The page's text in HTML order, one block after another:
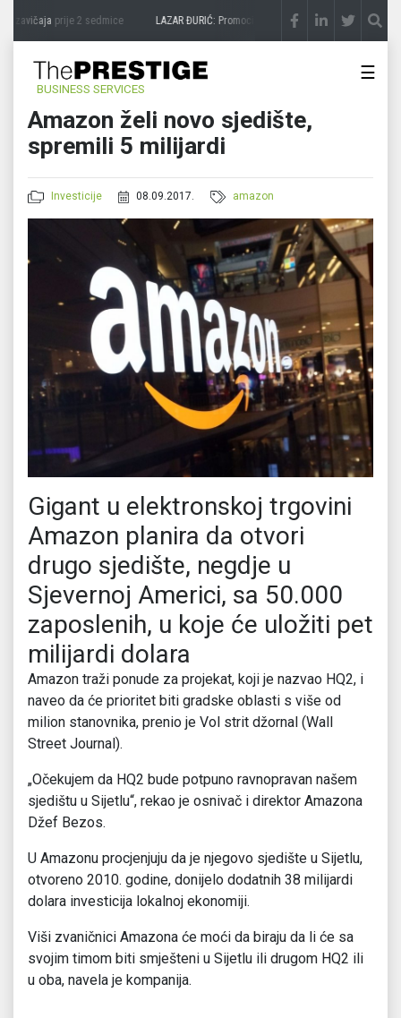
zavičajaprije 2 sedmice LAZAR ĐURIĆ: Promocija potencijal pretvara u destinaciju
BUSINESS SERVICES
☰
Amazon želi novo sjedište,
spremili 5 milijardi
Investicije 08.09.2017. amazon
Gigant u elektronskoj trgovini
Amazon planira da otvori
drugo sjedište, negdje u
Sjevernoj Americi, sa 50.000
zaposlenih, u koje će uložiti pet
milijardi dolara
Amazon traži ponude za projekat, koji je nazvao HQ2, i
naveo da će prioritet biti gradske oblasti s više od
milion stanovnika, prenio je Vol strit džornal (Wall
Street Journal).
„Očekujem da HQ2 bude potpuno ravnopravan našem
sjedištu u Sijetlu“, rekao je osnivač i direktor Amazona
Džef Bezos.
U Amazonu procjenjuju da je njegovo sjedište u Sijetlu,
otvoreno 2010. godine, donijelo dodatnih 38 milijardi
dolara investicija lokalnoj ekonomiji.
Viši zvaničnici Amazona će moći da biraju da li će sa
svojim timom biti smješteni u Sijetlu ili drugom HQ2 ili
u oba, navela je kompanija.